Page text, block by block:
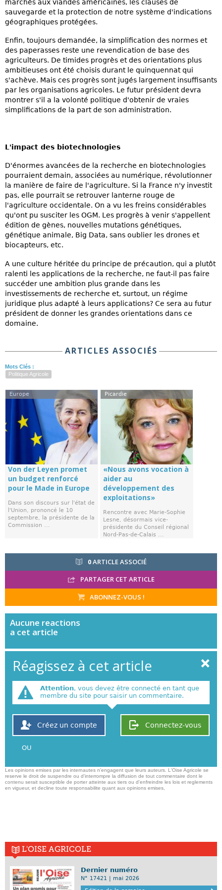
marchés aux viandes américaines, les clauses de
sauvegarde et la protection de notre système d'indications
géographiques protégées.
Enfin, toujours demandée, la simplification des normes et
des paperasses reste une revendication de base des
agriculteurs. De timides progrès et des orientations plus
ambitieuses ont été choisis durant le quinquennat qui
s'achève. Mais ces progrès sont jugés largement insuffisants
par les organisations agricoles. Le futur président devra
montrer s'il a la volonté politique d'obtenir de vraies
simplifications de la part de son administration.
L'impact des biotechnologies
D'énormes avancées de la recherche en biotechnologies
pourraient demain, associées au numérique, révolutionner
la manière de faire de l'agriculture. Si la France n'y investit
pas, elle pourrait se retrouver lanterne rouge de
l'agriculture occidentale. On a vu les freins considérables
qu'ont pu susciter les OGM. Les progrès à venir s'appellent
édition de gènes, nouvelles mutations génétiques,
génétique animale, Big Data, sans oublier les drones et
biocapteurs, etc.
A une culture héritée du principe de précaution, qui a plutôt
ralenti les applications de la recherche, ne faut-il pas faire
succéder une ambition plus grande dans les
investissements de recherche et, surtout, un régime
juridique plus adapté à leurs applications? Ce sera au futur
président de donner les grandes orientations dans ce
domaine.
ARTICLES ASSOCIÉS
Mots Clés :
Politique Agricole
Europe
Von der Leyen promet
un budget renforcé
pour le Made in Europe
Dans son discours sur l'état de
l'Union, prononcé le 10
septembre, la présidente de la
Commission ...
Picardie
«Nous avons vocation à
aider au
développement des
exploitations»
Rencontre avec Marie-Sophie
Lesne, désormais vice-
présidente du Conseil régional
Nord-Pas-de-Calais ...
0ARTICLE ASSOCIÉ
PARTAGER CET ARTICLE
ABONNEZ-VOUS !
Aucune reactions
a cet article
Réagissez à cet article
Attention, vous devez être connecté en tant que
membre du site pour saisir un commentaire.
Connectez-vous
Créez un compte
OU
Les opinions emises par les internautes n'engagent que leurs auteurs. L'Oise Agricole se
reserve le droit de suspendre ou d'interrompre la diffusion de tout commentaire dont le
contenu serait susceptible de porter atteinte aux tiers ou d'enfreindre les lois et reglements
en vigueur, et decline toute responsabilite quant aux opinions emises,
L'OISE AGRICOLE
Dernier numéro
N° 17421 | mai 2026